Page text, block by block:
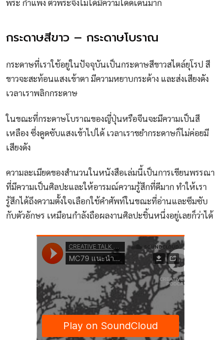
พระ กำแพง ตัวพระจึงไม่ได้มีความโดดเด่นมาก
กระดาษสีขาว – กระดาษโบราณ
กระดาษที่เราใช้อยู่ในปัจจุบันเป็นกระดาษสีขาวสไตล์ยุโรป สี
ขาวจะสะท้อนแสงเข้าตา มีความหยาบกระด้าง และส่งเสียงดัง
เวลาเราพลิกกระดาษ
ในขณะที่กระดาษโบราณของญี่ปุ่นหรือจีนจะมีความเป็นสี
เหลือง ซึ่งดูดซับแสงเข้าไปได้ เวลาเราขยำกระดาษก็ไม่ค่อยมี
เสียงดัง
ความละเมียดของสำนวนในหนังสือเล่มนี้เป็นการเขียนพรรณา
ที่มีความเป็นศิลปะและให้อารมณ์ความรู้สึกที่ดีมาก ทำให้เรา
รู้สึกได้ถึงความตั้งใจเลือกใช้คำศัพท์ในขณะที่อ่านและซึมซับ
กับตัวอักษร เหมือนกำลังถือผลงานศิลปะชิ้นหนึ่งอยู่เลยก็ว่าได้